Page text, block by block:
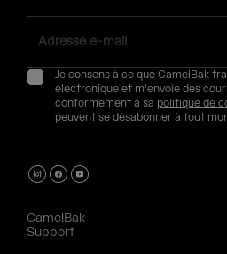
Je consens à ce que CamelBak
électronique et m'envoie des
conformément à sa politique de
peuvent se désabonner à tout
CamelBak
Support